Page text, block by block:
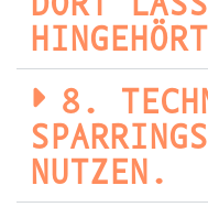
8.
NUTZEN.